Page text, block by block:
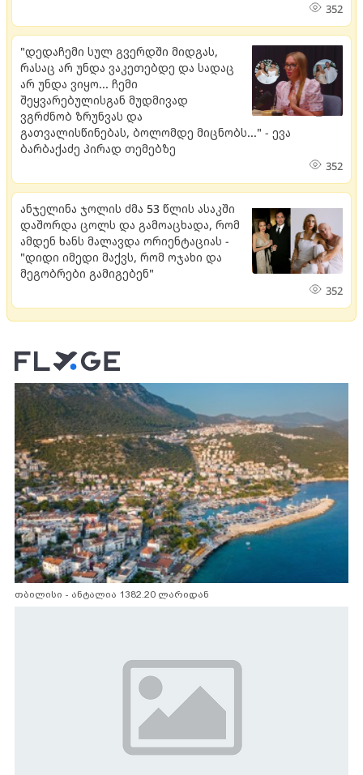
352
"დედაჩემი სულ გვერდში მიდგას,
რასაც არ უნდა ვაკეთებდე და სადაც
არ უნდა ვიყო... ჩემი
შეყვარებულისგან მუდმივად
ვგრძნობ ზრუნვას და
გათვალისწინებას, ბოლომდე მიცნობს..." - ევა
ბარბაქაძე პირად თემებზე
352
ანჯელინა ჯოლის ძმა 53 წლის ასაკში
დაშორდა ცოლს და გამოაცხადა, რომ
ამდენ ხანს მალავდა ორიენტაციას -
"დიდი იმედი მაქვს, რომ ოჯახი და
მეგობრები გამიგებენ"
352
თბილისი - ანტალია 1382.20 ლარიდან